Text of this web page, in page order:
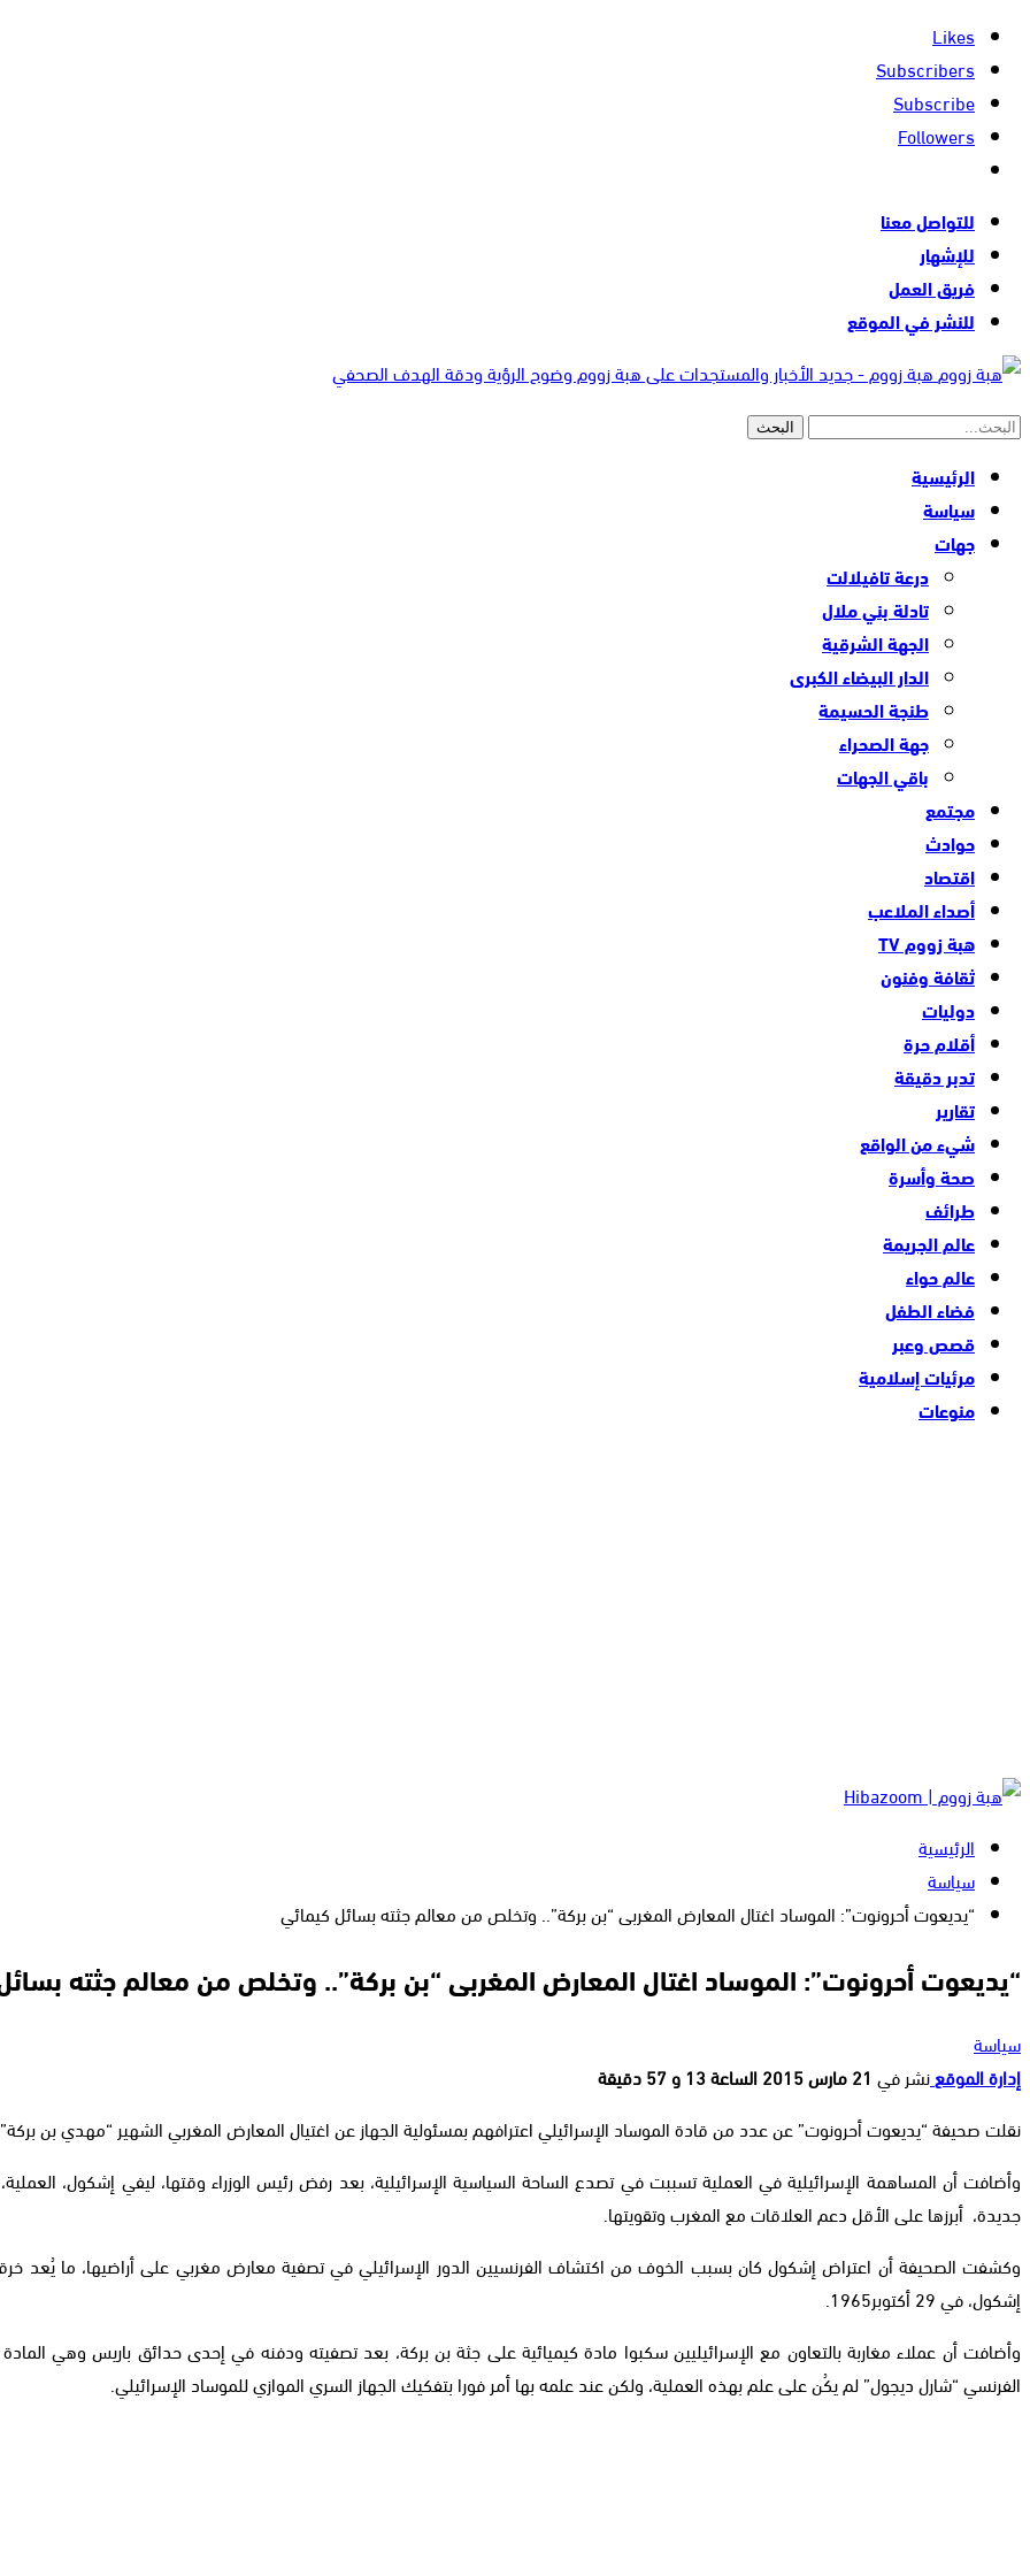
Likes
Subscribers
Subscribe
Followers
للتواصل معنا
للإشهار
فريق العمل
للنشر في الموقع
هبة زووم - جديد الأخبار والمستجدات على هبة زووم وضوح الرؤية ودقة الهدف الصحفي
الرئيسية
سياسة
جهات
درعة تافيلالت
تادلة بني ملال
الجهة الشرقية
الدار البيضاء الكبرى
طنجة الحسيمة
جهة الصحراء
باقي الجهات
مجتمع
حوادث
اقتصاد
أصداء الملاعب
هبة زووم TV
ثقافة وفنون
دوليات
أقلام حرة
تدبر دقيقة
تقارير
شيء من الواقع
صحة وأسرة
طرائف
عالم الجريمة
عالم حواء
فضاء الطفل
قصص وعبر
مرئيات إسلامية
منوعات
الرئيسية
سياسة
“يديعوت أحرونوت”: الموساد اغتال المعارض المغربى “بن بركة”.. وتخلص من معالم جثته بسائل كيمائي
“يديعوت أحرونوت”: الموساد اغتال المعارض المغربى “بن بركة”.. وتخلص من معالم جثته
سياسة
إدارة الموقعنشر في 21 مارس 2015 الساعة 13 و 57 دقيقة
نقلت صحيفة “يديعوت أحرونوت” عن عدد من قادة الموساد الإسرائيلي اعترافهم بمسئولية الجهاز عن اغتيال المعارض المغربي الشهير “مهدي بن
وأضافت أن المساهمة الإسرائيلية في العملية تسببت في تصدع الساحة السياسية الإسرائيلية، بعد رفض رئيس الوزراء وقتها، ليفي إشكول،
جديدة، أبرزها على الأقل دعم العلاقات مع المغرب وتقويتها.
وكشفت الصحيفة أن اعتراض إشكول كان بسبب الخوف من اكتشاف الفرنسيين الدور الإسرائيلي في تصفية معارض مغربي على أراضيها، ما يُعد
إشكول، في 29 أكتوبر1965.
وأضافت أن عملاء مغاربة بالتعاون مع الإسرائيليين سكبوا مادة كيميائية على جثة بن بركة، بعد تصفيته ودفنه في إحدى حدائق باريس وهي
الفرنسي “شارل ديجول” لم يكُن على علم بهذه العملية، ولكن عند علمه بها أمر فورا بتفكيك الجهاز السري الموازي للموساد الإسرائيلي.